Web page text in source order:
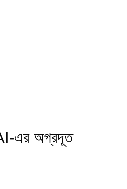
AI-এর অগ্রদূত